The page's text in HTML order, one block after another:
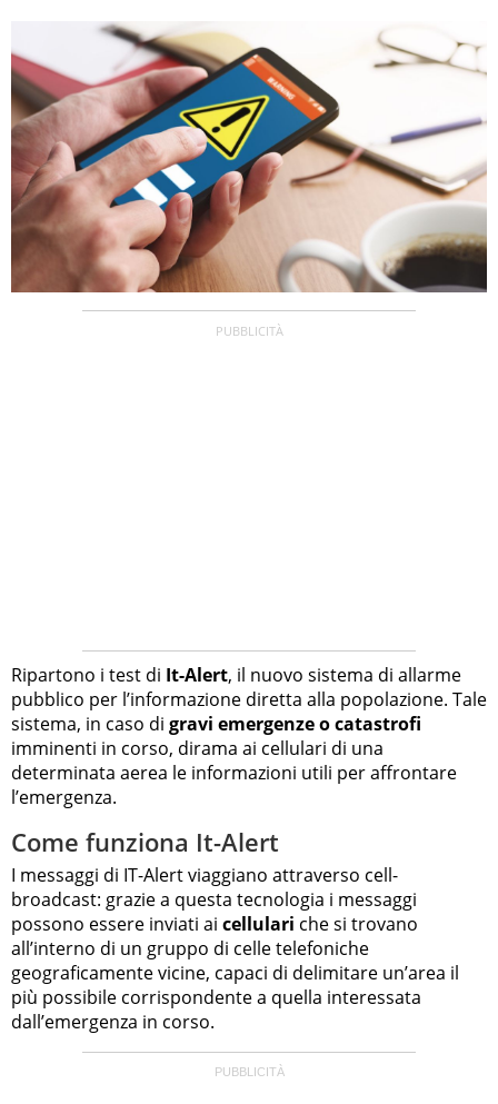
Ripartono i test di It-Alert, il nuovo sistema di allarme
pubblico per l’informazione diretta alla popolazione. Tale
sistema, in caso di gravi emergenze o catastrofi
imminenti in corso, dirama ai cellulari di una
determinata aerea le informazioni utili per affrontare
l’emergenza.
Come funziona It-Alert
I messaggi di IT-Alert viaggiano attraverso cell-
broadcast: grazie a questa tecnologia i messaggi
possono essere inviati ai cellulari che si trovano
all’interno di un gruppo di celle telefoniche
geograficamente vicine, capaci di delimitare un’area il
più possibile corrispondente a quella interessata
dall’emergenza in corso.